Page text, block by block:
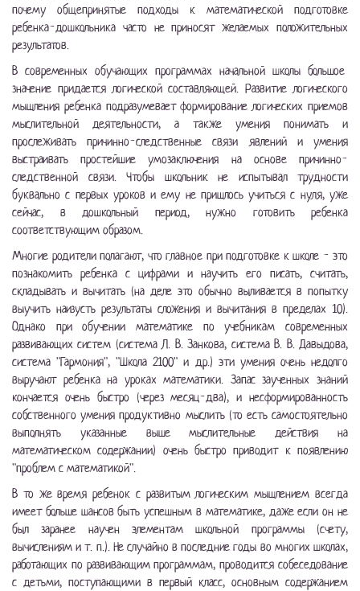
почему общепринятые подходы к математической подготовке
ребенка-дошкольника часто не приносят желаемых положительных
результатов.
В современных обучающих программах начальной школы большое
значение придается логической составляющей. Развитие логического
мышления ребенка подразумевает формирование логических приемов
мыслительной деятельности, а также умения понимать и
прослеживать причинно-следственные связи явлений и умения
выстраивать простейшие умозаключения на основе причинно-
следственной связи. Чтобы школьник не испытывал трудности
буквально с первых уроков и ему не пришлось учиться с нуля, уже
сейчас, в дошкольный период, нужно готовить ребенка
соответствующим образом.
Многие родители полагают, что главное при подготовке к школе - это
познакомить ребенка с цифрами и научить его писать, считать,
складывать и вычитать (на деле это обычно выливается в попытку
выучить наизусть результаты сложения и вычитания в пределах 10).
Однако при обучении математике по учебникам современных
развивающих систем (система Л. В. Занкова, система В. В. Давыдова,
система "Гармония", "Школа 2100" и др.) эти умения очень недолго
выручают ребенка на уроках математики. Запас заученных знаний
кончается очень быстро (через месяц-два), и несформированность
собственного умения продуктивно мыслить (то есть самостоятельно
выполнять указанные выше мыслительные действия на
математическом содержании) очень быстро приводит к появлению
"проблем с математикой".
В то же время ребенок с развитым логическим мышлением всегда
имеет больше шансов быть успешным в математике, даже если он не
был заранее научен элементам школьной программы (счету,
вычислениям и т. п.). Не случайно в последние годы во многих школах,
работающих по развивающим программам, проводится собеседование
с детьми, поступающими в первый класс, основным содержанием